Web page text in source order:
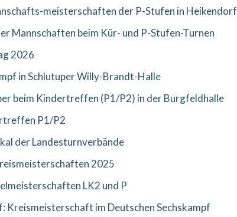
meisterschaften der P-Stufen in Heikendorf
Mannschaften beim Kür- und P-Stufen-Turnen
2026
in Schlutuper Willy-Brandt-Halle
beim Kindertreffen (P1/P2) in der Burgfeldhalle
P1/P2
der Landesturnverbände
2025
LK2 und P
Kreismeisterschaft im Deutschen Sechskampf